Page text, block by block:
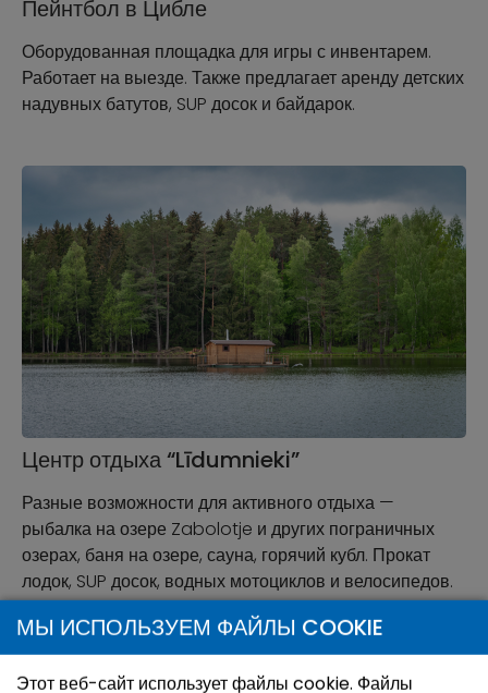
Пейнтбол в Цибле
Оборудованная площадка для игры с инвентарем.
Работает на выезде. Также предлагает аренду детских
надувных батутов, SUP досок и байдарок.
Центр отдыха “Līdumnieki”
Разные возможности для активного отдыха —
рыбалка на озере Zabolotje и других пограничных
озерах, баня на озере, сауна, горячий кубл. Прокат
лодок, SUP досок, водных мотоциклов и велосипедов.
МЫ ИСПОЛЬЗУЕМ ФАЙЛЫ COOKIE
Этот веб-сайт использует файлы cookie. Файлы